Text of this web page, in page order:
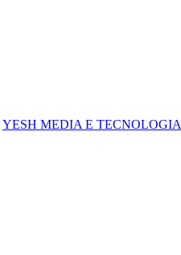
YESH MEDIA E TECNOLOGIA